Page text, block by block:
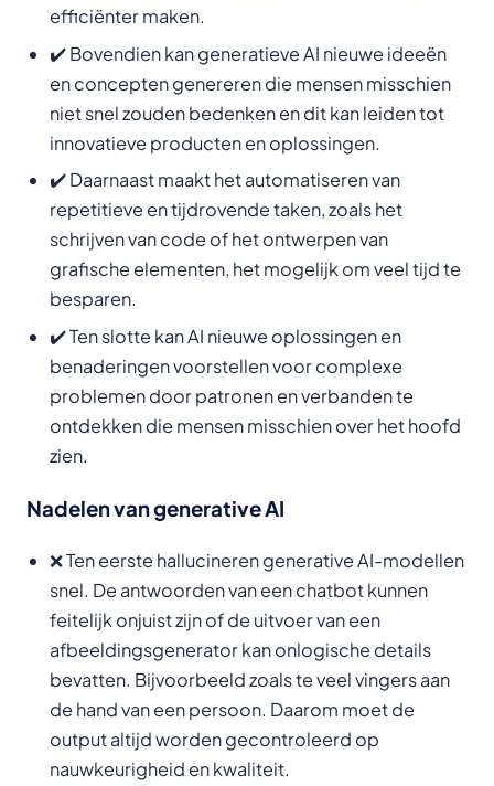
efficiënter maken.
✔️ Bovendien kan generatieve AI nieuwe ideeën
en concepten genereren die mensen misschien
niet snel zouden bedenken en dit kan leiden tot
innovatieve producten en oplossingen.
✔️ Daarnaast maakt het automatiseren van
repetitieve en tijdrovende taken, zoals het
schrijven van code of het ontwerpen van
grafische elementen, het mogelijk om veel tijd te
besparen.
✔️ Ten slotte kan AI nieuwe oplossingen en
benaderingen voorstellen voor complexe
problemen door patronen en verbanden te
ontdekken die mensen misschien over het hoofd
zien.
Nadelen van generative AI
❌ Ten eerste hallucineren generative AI-modellen
snel. De antwoorden van een chatbot kunnen
feitelijk onjuist zijn of de uitvoer van een
afbeeldingsgenerator kan onlogische details
bevatten. Bijvoorbeeld zoals te veel vingers aan
de hand van een persoon. Daarom moet de
output altijd worden gecontroleerd op
nauwkeurigheid en kwaliteit.